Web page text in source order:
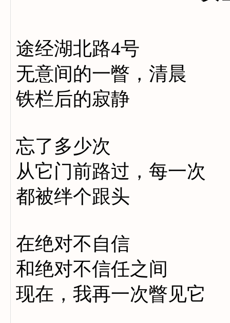
途经湖北路4号
无意间的一瞥，清晨
铁栏后的寂静
忘了多少次
从它门前路过，每一次
都被绊个跟头
在绝对不自信
和绝对不信任之间
现在，我再一次瞥见它